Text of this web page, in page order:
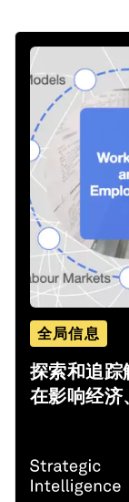
全局信息
探索和追踪
在影响经济